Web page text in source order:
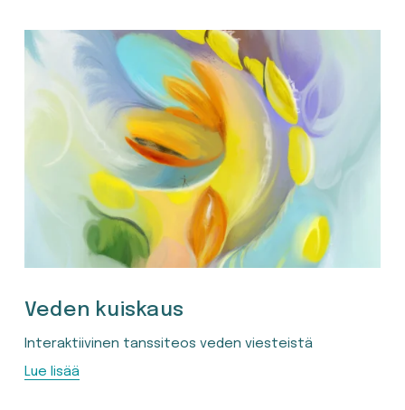
Veden kuiskaus
Interaktiivinen tanssiteos veden viesteistä
Lue lisää